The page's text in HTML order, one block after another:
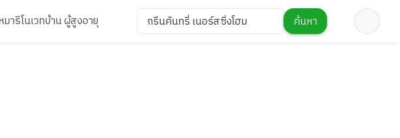
มารีโนเวทบ้าน ผู้สูงอายุ กรีนคันทรี่ เนอร์สซิ่งโฮม ค้นหา